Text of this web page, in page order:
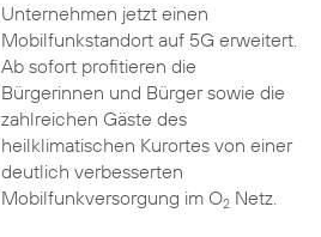
Unternehmen jetzt einen
Mobilfunkstandort auf 5G erweitert.
Ab sofort profitieren die
Bürgerinnen und Bürger sowie die
zahlreichen Gäste des
heilklimatischen Kurortes von einer
deutlich verbesserten
Mobilfunkversorgung im O2Netz.